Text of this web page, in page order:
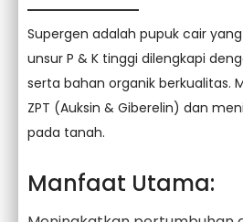
Supergen adalah pupuk cair
unsur P & K tinggi dilengkapi
serta bahan organik berkualitas.
ZPT (Auksin & Giberelin) dan
pada tanah.
Manfaat Utama: